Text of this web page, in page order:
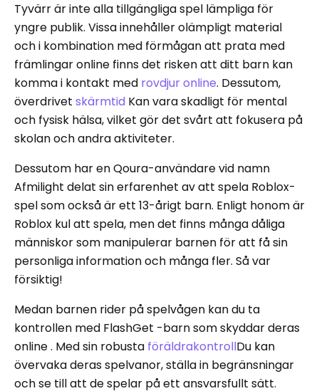
Tyvärr är inte alla tillgängliga spel lämpliga för
yngre publik. Vissa innehåller olämpligt material
och i kombination med förmågan att prata med
främlingar online finns det risken att ditt barn kan
komma i kontakt med rovdjur online. Dessutom,
överdrivet skärmtid Kan vara skadligt för mental
och fysisk hälsa, vilket gör det svårt att fokusera på
skolan och andra aktiviteter.
Dessutom har en Qoura-användare vid namn
Afmilight delat sin erfarenhet av att spela Roblox-
spel som också är ett 13-årigt barn. Enligt honom är
Roblox kul att spela, men det finns många dåliga
människor som manipulerar barnen för att få sin
personliga information och många fler. Så var
försiktig!
Medan barnen rider på spelvågen kan du ta
kontrollen med FlashGet -barn som skyddar deras
online . Med sin robusta föräldrakontrollDu kan
övervaka deras spelvanor, ställa in begränsningar
och se till att de spelar på ett ansvarsfullt sätt.